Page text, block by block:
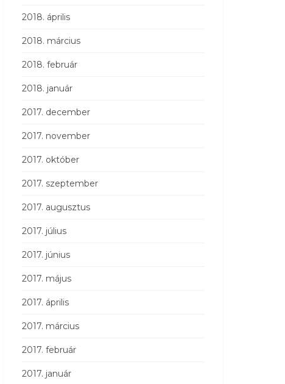
2018. április
2018. március
2018. február
2018. január
2017. december
2017. november
2017. október
2017. szeptember
2017. augusztus
2017. július
2017. június
2017. május
2017. április
2017. március
2017. február
2017. január